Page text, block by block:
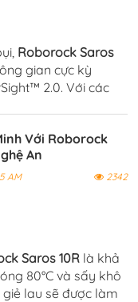
Roborock Saros
gian cực kỳ
2.0. Với các
Với Roborock
An
AM 2342
Saros 10R là khả
80°C và sấy khô
lau sẽ được làm